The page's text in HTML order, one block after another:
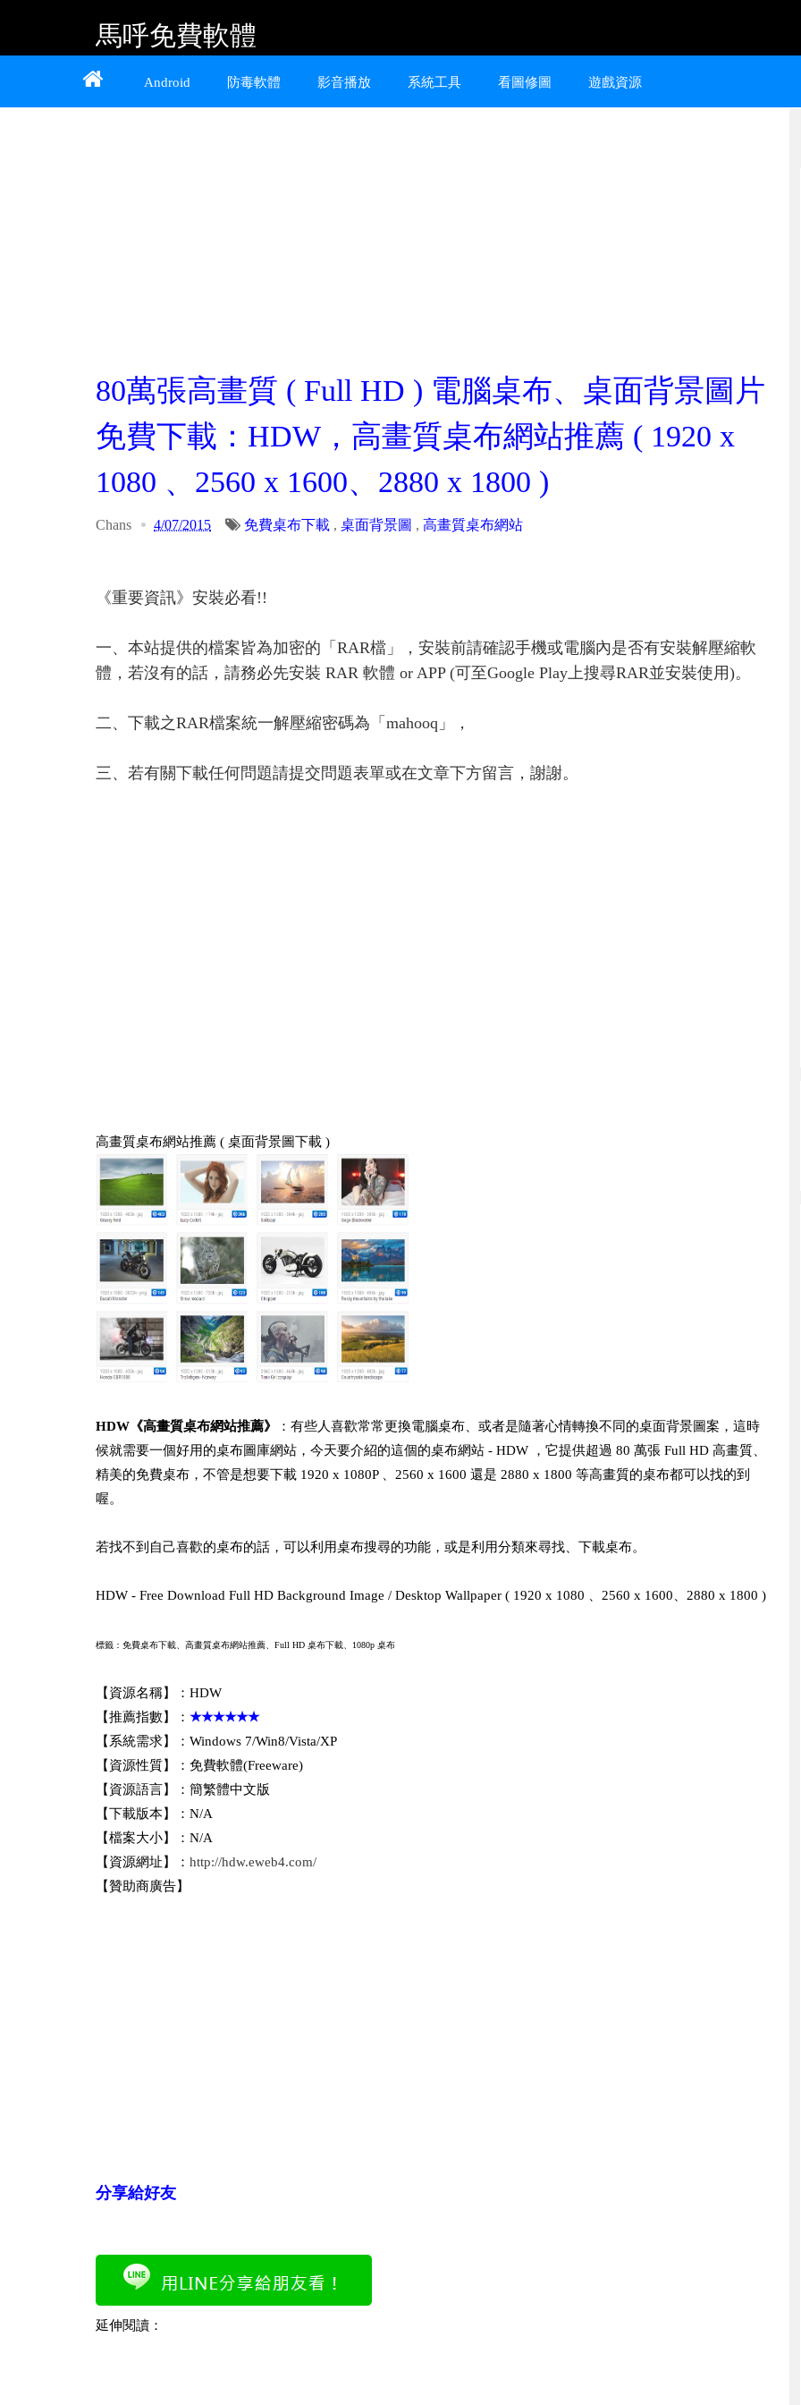
Home About Contact
馬呼免費軟體
提供 Android、iOS 好用的手機應用程式及
Android 防毒軟體 影音播放 系統工具 看圖修圖 遊戲資源
80萬張高畫質 ( Full HD ) 電腦桌布、桌面背景圖片
免費下載：HDW，高畫質桌布網站推薦 ( 1920 x
1080 、2560 x 1600、2880 x 1800 )
Chans 4/07/2015 免費桌布下載 , 桌面背景圖 , 高畫質桌布網站
《重要資訊》安裝必看!!
一、本站提供的檔案皆為加密的「RAR檔」，安裝前請確認手機或電腦內是否有安裝解壓縮軟
體，若沒有的話，請務必先安裝 RAR 軟體 or APP (可至Google Play上搜尋RAR並安裝使用)。
二、下載之RAR檔案統一解壓縮密碼為「mahooq」，
三、若有關下載任何問題請提交問題表單或在文章下方留言，謝謝。
高畫質桌布網站推薦 ( 桌面背景圖下載 )
HDW《高畫質桌布網站推薦》
：有些人喜歡常常更換電腦桌布、或者是隨著心情轉換不同的桌面背景圖案，這時
候就需要一個好用的桌布圖庫網站，今天要介紹的這個的桌布網站 - HDW ，它提供超過 80 萬張 Full HD 高畫質、
精美的免費桌布，不管是想要下載 1920 x 1080P 、2560 x 1600 還是 2880 x 1800 等高畫質的桌布都可以找的到
喔。
若找不到自己喜歡的桌布的話，可以利用桌布搜尋的功能，或是利用分類來尋找、下載桌布。
HDW - Free Download Full HD Background Image / Desktop Wallpaper ( 1920 x 1080 、2560 x 1600、2880 x 1800 )
標籤：免費桌布下載、高畫質桌布網站推薦、Full HD 桌布下載、1080p 桌布
【資源名稱】：HDW
【推薦指數】： ★★★★★★
【系統需求】：Windows 7/Win8/Vista/XP
【資源性質】：免費軟體(Freeware)
【資源語言】：簡繁體中文版
【下載版本】：N/A
【檔案大小】：N/A
【資源網址】： http://hdw.eweb4.com/
【贊助商廣告】
分享給好友
延伸閱讀：